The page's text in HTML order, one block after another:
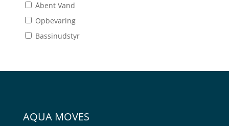
Åbent Vand
Opbevaring
Bassinudstyr
AQUA MOVES